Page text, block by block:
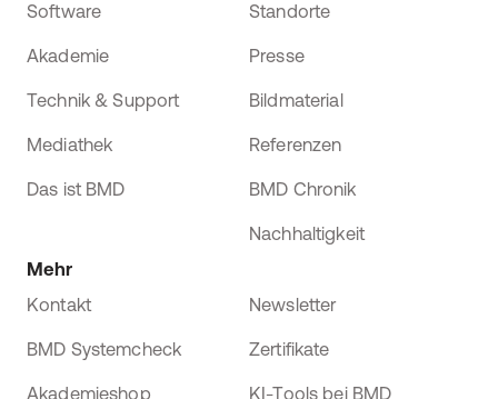
Software
Akademie
Technik & Support
Mediathek
Das ist BMD
Standorte
Presse
Bildmaterial
Referenzen
BMD Chronik
Nachhaltigkeit
Mehr
Kontakt
Newsletter
BMD Systemcheck Zertifikate
Akademieshop KI-Tools bei BMD